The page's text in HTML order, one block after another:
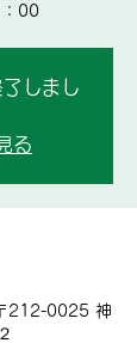
00
しまし
る
212-0025 神